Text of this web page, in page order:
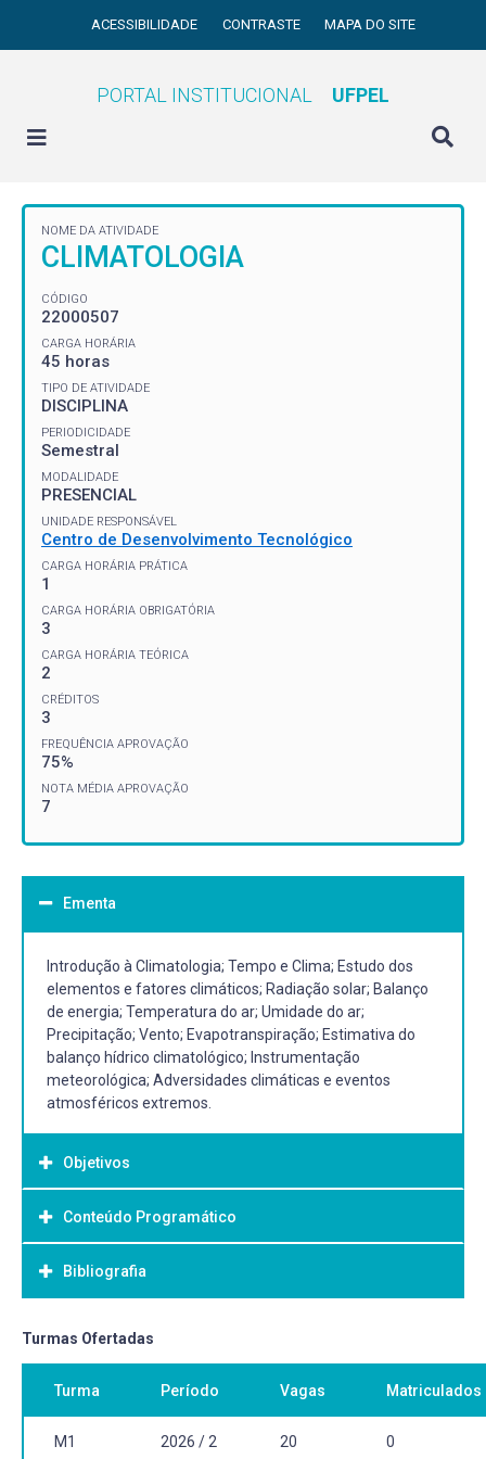
ACESSIBILIDADE CONTRASTE MAPA DO SITE
PORTAL INSTITUCIONAL UFPEL
NOME DA ATIVIDADE
CLIMATOLOGIA
CÓDIGO
22000507
CARGA HORÁRIA
45 horas
TIPO DE ATIVIDADE
DISCIPLINA
PERIODICIDADE
Semestral
MODALIDADE
PRESENCIAL
UNIDADE RESPONSÁVEL
Centro de Desenvolvimento Tecnológico
CARGA HORÁRIA PRÁTICA
1
CARGA HORÁRIA OBRIGATÓRIA
3
CARGA HORÁRIA TEÓRICA
2
CRÉDITOS
3
FREQUÊNCIA APROVAÇÃO
75%
NOTA MÉDIA APROVAÇÃO
7
Ementa
Introdução à Climatologia; Tempo e Clima; Estudo dos
elementos e fatores climáticos; Radiação solar; Balanço
de energia; Temperatura do ar; Umidade do ar;
Precipitação; Vento; Evapotranspiração; Estimativa do
balanço hídrico climatológico; Instrumentação
meteorológica; Adversidades climáticas e eventos
atmosféricos extremos.
Objetivos
Objetivo Geral:
Desenvolver um conhecimento integrado do tempo e do
clima, dos fatores e elementos climáticos de importância
dos equipamentos e a quantificação de dados. Além de
Conteúdo Programático
Bibliografia
Bibliografia Básica:
BARRY, R. G.; CHORLEY, R. J. Atmosfera, tempo e clima. 9.
ed. Porto Alegre: Bookman, 2013. xvi, 512 p.
CAVALCANTI, I. F. A; FERREIRA, N. J.; SILVA, M. G. A. J.;
DIAS, M. A. F. S. Tempo e clima no Brasil. São Paulo:
Turmas Ofertadas
Turma Período Vagas Matriculados
M1 2026 / 2 20 0